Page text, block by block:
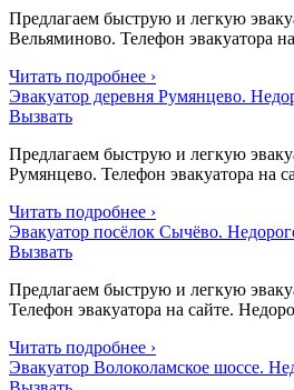
Предлагаем быструю и легкую
Вельяминово. Телефон эвакуатора
Читать подробнее ›
Эвакуатор деревня Румянцево.
Вызвать
Предлагаем быструю и легкую
Румянцево. Телефон эвакуатора на
Читать подробнее ›
Эвакуатор посёлок Сычёво.
Вызвать
Предлагаем быструю и легкую
Телефон эвакуатора на сайте.
Читать подробнее ›
Эвакуатор Волоколамское шоссе.